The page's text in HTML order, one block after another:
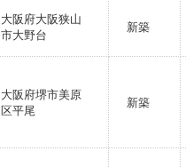
大阪府大阪狭山
市大野台
新築
大阪府堺市美原
区平尾
新築